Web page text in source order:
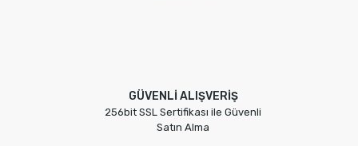
GÜVENLİ ALIŞVERİŞ
256bit SSL Sertifikası ile Güvenli
Satın Alma